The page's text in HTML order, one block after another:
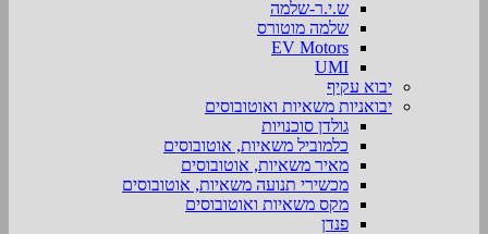
ש.י.ר-שלמה
שלמה מוטורס
EV Motors
UMI
יבוא עקיף
יבואניות משאיות ואוטובוסים
גולדן סוכנויות
כלמוביל משאיות, אוטובוסים
מאיר משאיות, אוטובוסים
מכשירי תנועה משאיות, אוטובוסים
מקס משאיות ואוטובוסים
פנדן